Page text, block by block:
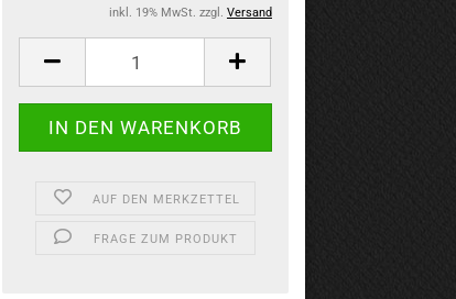
inkl. 19% MwSt. zzgl. Versand
AUF DEN MERKZETTEL
FRAGE ZUM PRODUKT